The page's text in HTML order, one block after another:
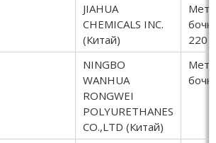
JIAHUA
CHEMICALS INC.
(Китай)
220
NINGBO
WANHUA
RONGWEI
POLYURETHANES
CO.,LTD (Китай)